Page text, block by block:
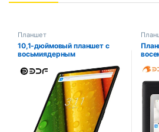
Планшет
10,1-дюймовый планшет с
восьмиядерным
256 ГБ, Android 12, Google